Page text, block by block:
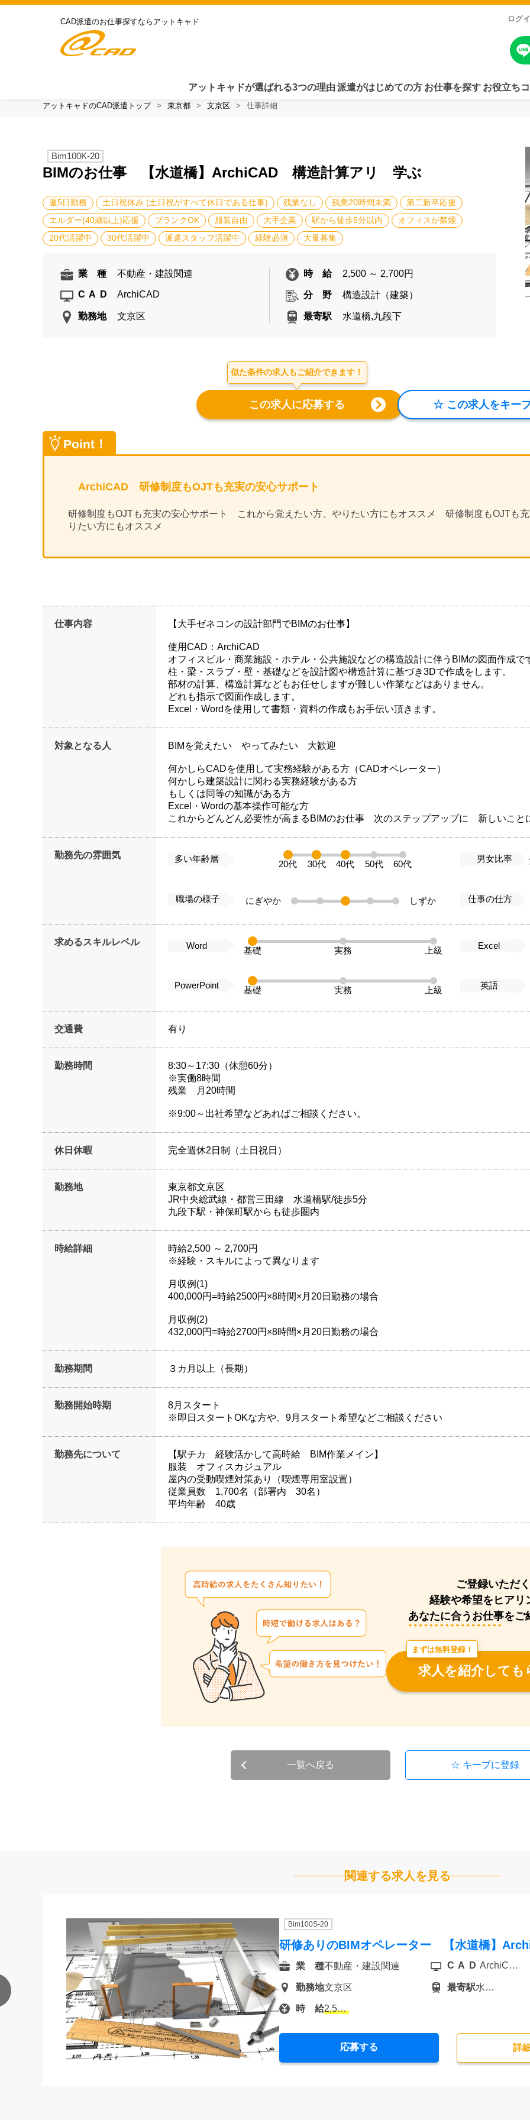
CAD派遣のお仕事探すならアットキャド ログ
アットキャドが選ばれる3つの理由 派遣がはじめての方 お仕事を探す お役立ち
アットキャドのCAD派遣トップ 東京都 文京区 仕事詳細
Bim100K-20
BIMのお仕事 【水道橋】ArchiCAD 構造計算アリ 学ぶ
週5日勤務 土日祝休み (土日祝がすべて休日である仕事) 残業なし 残業20時間未満
第二新卒応援
エルダー(40歳以上)応援
ブランクOK 服装自由 大手企業 駅から徒歩5分以内
オフィスが禁煙
20代活躍中
30代活躍中 派遣スタッフ活躍中 経験必須 大量募集
業 種 不動産・建設関連
CAD ArchiCAD
勤務地 文京区
時 給 2,500 ～ 2,700円
分 野 構造設計（建築）
最寄駅 水道橋,九段下
似た条件の求人もご紹介できます！
Point！
ArchiCAD 研修制度もOJTも充実の安心サポート
研修制度もOJTも充実の安心サポート これから覚えたい方、やりたい方にもオススメ 研修制度もOJTも
りたい方にもオススメ
仕事内容 【大手ゼネコンの設計部門でBIMのお仕事】
使用CAD：ArchiCAD
オフィスビル・商業施設・ホテル・公共施設などの構造設計に伴うBIMの図面作成で
柱・梁・スラブ・壁・基礎などを設計図や構造計算に基づき3Dで作成をします。
部材の計算、構造計算などもお任せしますが難しい作業などはありません。
どれも指示で図面作成します。
Excel・Wordを使用して書類・資料の作成もお手伝い頂きます。
対象となる人 BIMを覚えたい やってみたい 大歓迎
何かしらCADを使用して実務経験がある方（CADオペレーター）
何かしら建築設計に関わる実務経験がある方
もしくは同等の知識がある方
Excel・Wordの基本操作可能な方
これからどんどん必要性が高まるBIMのお仕事 次のステップアップに 新しいこ
勤務先の雰囲気 多い年齢層
20代 30代 40代 50代 60代
男女比率
職場の様子 にぎやか しずか 仕事の仕方
求めるスキルレベル Word 基礎 実務 上級 Excel
PowerPoint 基礎 実務 上級 英語
交通費 有り
勤務時間
8:30～17:30（休憩60分）
※実働8時間
残業 月20時間
※9:00～出社希望などあればご相談ください。
休日休暇 完全週休2日制（土日祝日）
勤務地
東京都文京区
JR中央総武線・都営三田線 水道橋駅/徒歩5分
九段下駅・神保町駅からも徒歩圏内
時給詳細
時給2,500 ～ 2,700円
※経験・スキルによって異なります
月収例(1)
400,000円=時給2500円×8時間×月20日勤務の場合
月収例(2)
432,000円=時給2700円×8時間×月20日勤務の場合
勤務期間 ３カ月以上（長期）
勤務開始時期
8月スタート
※即日スタートOKな方や、9月スタート希望などご相談ください
勤務先について
【駅チカ 経験活かして高時給 BIM作業メイン】
服装 オフィスカジュアル
屋内の受動喫煙対策あり（喫煙専用室設置）
従業員数 1,700名（部署内 30名）
平均年齢 40歳
ご登録いただ
経験や希望をヒアリ
あなたに合うお仕事をご
まずは無料登録！
求人を紹介しても
一覧へ戻る
関連する求人を見る
Bim100S-20
研修ありのBIMオペレーター 【水道橋】
業 種不動産・建設関連 CAD ArchiCAD
勤務地文京区 最寄駅 水道橋
時 給 2,500円
応募する 詳